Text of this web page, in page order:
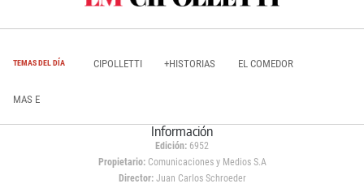
TEMAS DEL DÍA CIPOLLETTI +HISTORIAS EL COMEDOR
MAS E
Información
Edición: 6952
Propietario:Comunicaciones y Medios S.A
Director: Juan Carlos Schroeder